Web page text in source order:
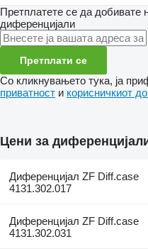
Претплатете се да добивате
диференцијали
Претплати се
Со кликнувањето тука, ја
приватност и корисничкиот
Цени за
Диференцијал ZF Diff.case
4131.302.017
Диференцијал ZF Diff.case
4131.302.031